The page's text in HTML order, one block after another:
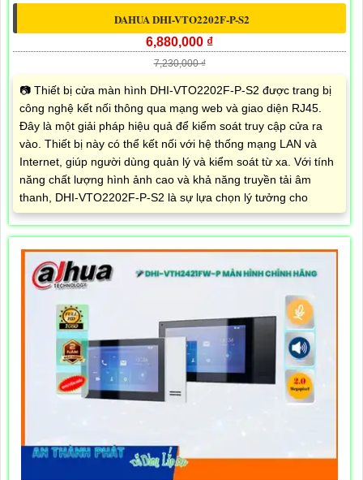
DAHUA DHI-VTO2202F-P-S2
6,880,000 ₫
7,230,000 ₫
📷 Thiết bị cửa màn hình DHI-VTO2202F-P-S2 được trang bị
công nghệ kết nối thông qua mạng web và giao diện RJ45.
Đây là một giải pháp hiệu quả để kiểm soát truy cập cửa ra
vào. Thiết bị này có thể kết nối với hệ thống mạng LAN và
Internet, giúp người dùng quản lý và kiểm soát từ xa. Với tính
năng chất lượng hình ảnh cao và khả năng truyền tải âm
thanh, DHI-VTO2202F-P-S2 là sự lựa chọn lý tưởng cho